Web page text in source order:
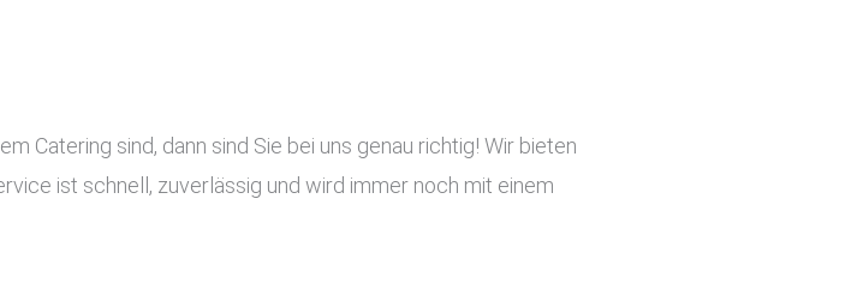
Catering sind, dann sind Sie bei uns genau richtig! Wir bieten
ist schnell, zuverlässig und wird immer noch mit einem